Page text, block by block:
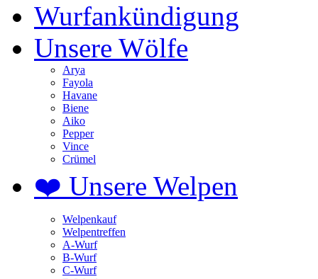
Wurfankündigung
Unsere Wölfe
Arya
Fayola
Havane
Biene
Aiko
Pepper
Vince
Crümel
❤️ Unsere Welpen
Welpenkauf
Welpentreffen
A-Wurf
B-Wurf
C-Wurf